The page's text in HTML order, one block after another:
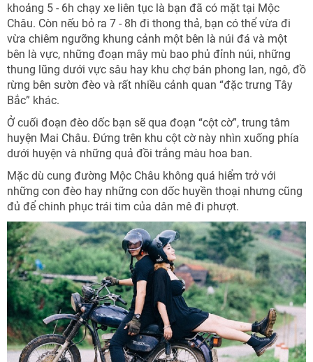
khoảng 5 - 6h chạy xe liên tục là bạn đã có mặt tại Mộc
Châu. Còn nếu bỏ ra 7 - 8h đi thong thả, bạn có thể vừa đi
vừa chiêm ngưỡng khung cảnh một bên là núi đá và một
bên là vực, những đoạn mây mù bao phủ đỉnh núi, những
thung lũng dưới vực sâu hay khu chợ bán phong lan, ngô, đồ
rừng bên sườn đèo và rất nhiều cảnh quan “đặc trưng Tây
Bắc” khác.
Ở cuối đoạn đèo dốc bạn sẽ qua đoạn “cột cờ”, trung tâm
huyện Mai Châu. Đứng trên khu cột cờ này nhìn xuống phía
dưới huyện và những quả đồi trắng màu hoa ban.
Mặc dù cung đường Mộc Châu không quá hiểm trở với
những con đèo hay những con dốc huyền thoại nhưng cũng
đủ để chinh phục trái tim của dân mê đi phượt.
Nhận ưu đãi ngay!